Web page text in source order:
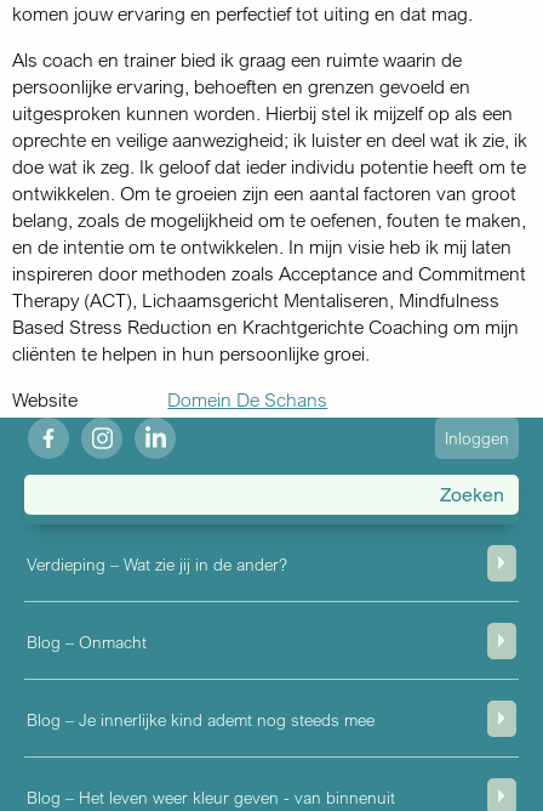
komen jouw ervaring en perfectief tot uiting en dat mag.
Als coach en trainer bied ik graag een ruimte waarin de
persoonlijke ervaring, behoeften en grenzen gevoeld en
uitgesproken kunnen worden. Hierbij stel ik mijzelf op als een
oprechte en veilige aanwezigheid; ik luister en deel wat ik zie, ik
doe wat ik zeg. Ik geloof dat ieder individu potentie heeft om te
ontwikkelen. Om te groeien zijn een aantal factoren van groot
belang, zoals de mogelijkheid om te oefenen, fouten te maken,
en de intentie om te ontwikkelen. In mijn visie heb ik mij laten
inspireren door methoden zoals Acceptance and Commitment
Therapy (ACT), Lichaamsgericht Mentaliseren, Mindfulness
Based Stress Reduction en Krachtgerichte Coaching om mijn
cliënten te helpen in hun persoonlijke groei.
Website
Domein De Schans
fb
ig in
User
account
menu
Inloggen
Verdieping – Wat zie jij in de ander?
Blog – Onmacht
Blog – Je innerlijke kind ademt nog steeds mee
Blog – Het leven weer kleur geven - van binnenuit